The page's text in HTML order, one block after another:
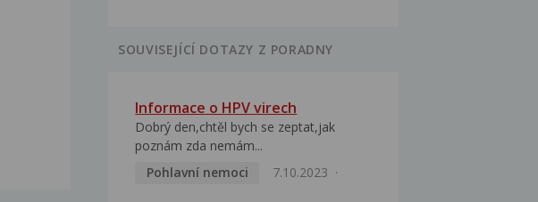
SOUVISEJÍCÍ DOTAZY Z PORADNY
Informace o HPV virech
Dobrý den,chtěl bych se zeptat,jak
poznám zda nemám...
Pohlavní nemoci
7.10.2023